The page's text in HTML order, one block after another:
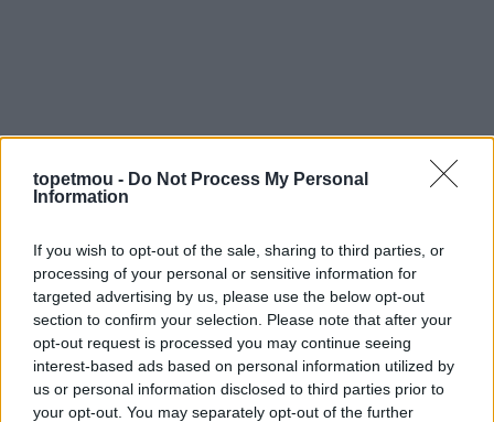
topetmou - Do Not Process My Personal
Information
If you wish to opt-out of the sale, sharing to third parties, or
processing of your personal or sensitive information for
targeted advertising by us, please use the below opt-out
section to confirm your selection. Please note that after your
opt-out request is processed you may continue seeing
interest-based ads based on personal information utilized by
us or personal information disclosed to third parties prior to
your opt-out. You may separately opt-out of the further